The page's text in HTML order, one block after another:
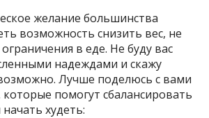
желание большинства
возможность снизить вес, не
в еде. Не буду вас
надеждами и скажу
Лучше поделюсь с вами
помогут сбалансировать
худеть: